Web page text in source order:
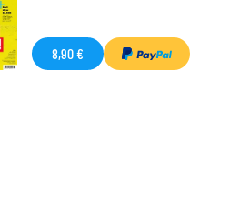
8,90 €